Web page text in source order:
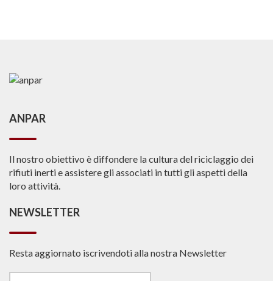
ANPAR
Il nostro obiettivo è diffondere la cultura del riciclaggio dei
rifiuti inerti e assistere gli associati in tutti gli aspetti della
loro attività.
NEWSLETTER
Resta aggiornato iscrivendoti alla nostra Newsletter